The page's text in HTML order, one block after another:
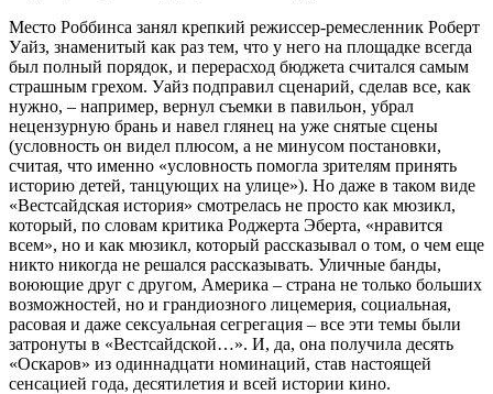
Место Роббинса занял крепкий режиссер-ремесленник Роберт
Уайз, знаменитый как раз тем, что у него на площадке всегда
был полный порядок, и перерасход бюджета считался самым
страшным грехом. Уайз подправил сценарий, сделав все, как
нужно, – например, вернул съемки в павильон, убрал
нецензурную брань и навел глянец на уже снятые сцены
(условность он видел плюсом, а не минусом постановки,
считая, что именно «условность помогла зрителям принять
историю детей, танцующих на улице»). Но даже в таком виде
«Вестсайдская история» смотрелась не просто как мюзикл,
который, по словам критика Роджерта Эберта, «нравится
всем», но и как мюзикл, который рассказывал о том, о чем еще
никто никогда не решался рассказывать. Уличные банды,
воюющие друг с другом, Америка – страна не только больших
возможностей, но и грандиозного лицемерия, социальная,
расовая и даже сексуальная сегрегация – все эти темы были
затронуты в «Вестсайдской…». И, да, она получила десять
«Оскаров» из одиннадцати номинаций, став настоящей
сенсацией года, десятилетия и всей истории кино.